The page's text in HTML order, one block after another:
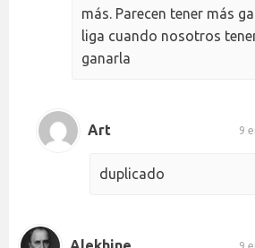
más. Parecen tener más
liga cuando nosotros
ganarla
Art 9
duplicado